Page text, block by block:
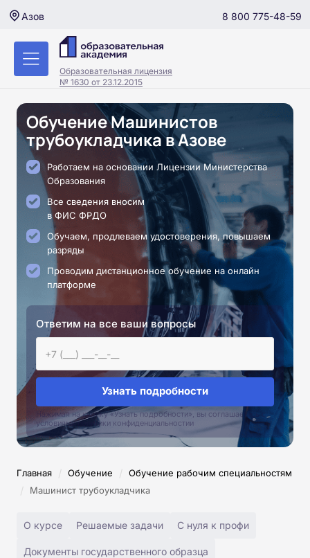
Азов 8 800 775-48-59
Образовательная лицензия
№ 1630 от 23.12.2015
Обучение Машинистов
трубоукладчика в Азове
Работаем на основании Лицензии Министерства
Образования
Все сведения вносим
в ФИС ФРДО
Обучаем, продлеваем удостоверения, повышаем
разряды
Проводим дистанционное обучение на онлайн
платформе
Ответим на все ваши вопросы
Узнать подробности
Нажимая на кнопку «Узнать подробности», вы соглашаетесь с
условиями политики конфиденциальностии
Главная / Обучение / Обучение рабочим специальностям
/ Машинист трубоукладчика
О курсе Решаемые задачи С нуля к профи
Документы государственного образца